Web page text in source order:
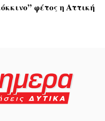
φέτος η Αττική